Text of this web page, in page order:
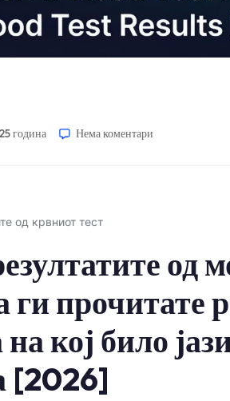
година Нема коментари
од крвниот тест
од
прочитате
кој било
[2026]